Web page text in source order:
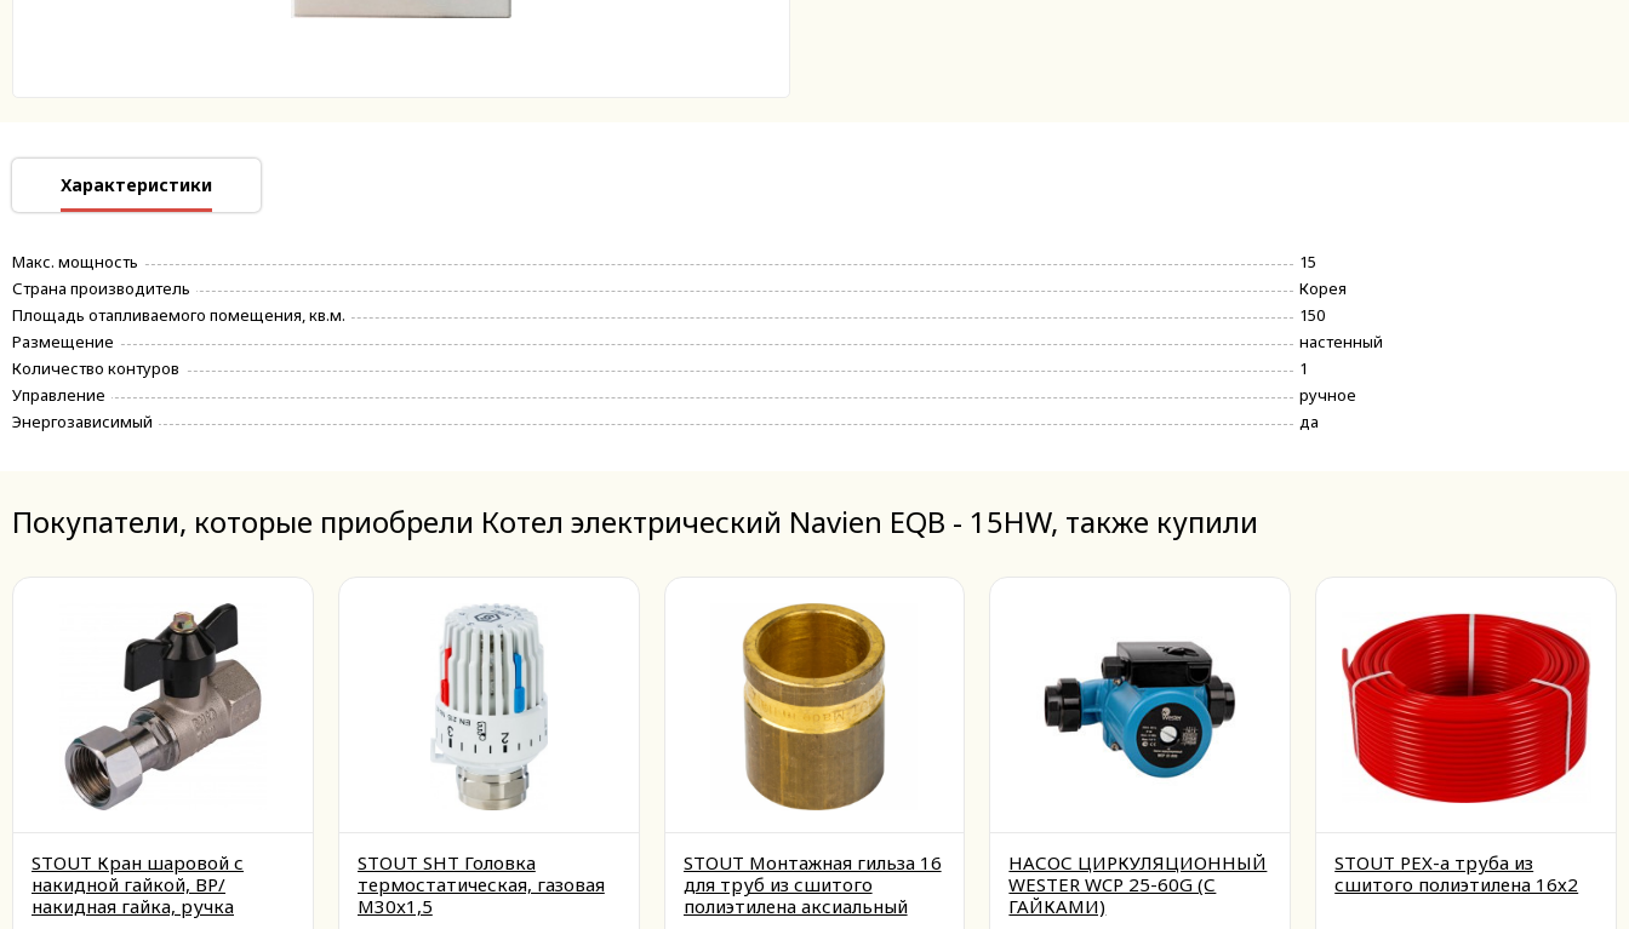
Характеристики
Макс. мощность
15
Страна производитель
Корея
Площадь отапливаемого помещения, кв.м.
150
Размещение
настенный
Количество контуров
1
Управление
ручное
Энергозависимый
да
Покупатели, которые приобрели Котел электрический Navien EQB - 15HW, также купили
STOUT Кран шаровой с
накидной гайкой, ВР/
накидная гайка, ручка
STOUT SHT Головка
термостатическая, газовая
M30x1,5
STOUT Монтажная гильза 16
для труб из сшитого
полиэтилена аксиальный
НАСОС ЦИРКУЛЯЦИОННЫЙ
WESTER WCP 25-60G (С
ГАЙКАМИ)
STOUT PEX-a труба из
сшитого полиэтилена 16х2